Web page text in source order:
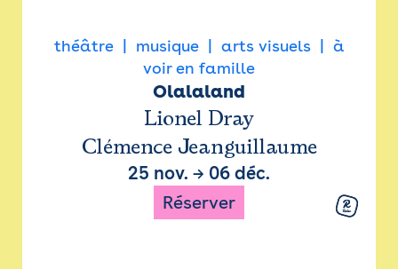
théâtre musique arts visuels
à
voir en famille
Olalaland
Lionel Dray
Clémence Jeanguillaume
25 nov. → 06 déc.
Réserver